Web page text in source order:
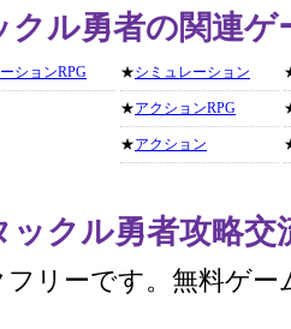
クル勇者の関連ゲ
ションRPG ★シミュレーション
★アクションRPG
★アクション
ックル勇者攻略交
リーです。無料ゲー